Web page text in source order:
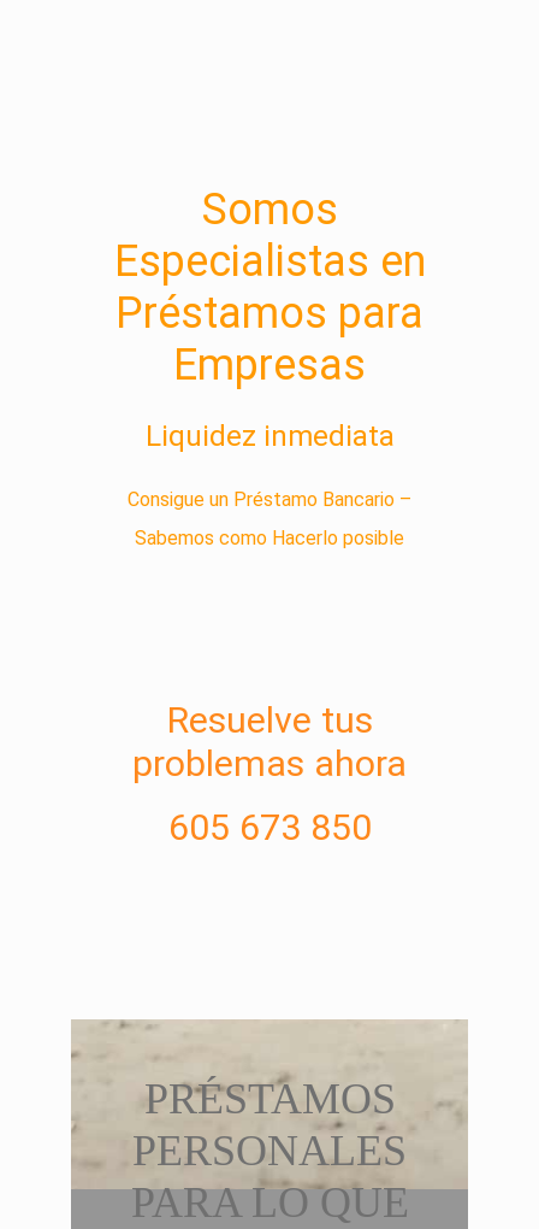
Somos
Especialistas en
Préstamos para
Empresas
Liquidez inmediata
Consigue un Préstamo Bancario –
Sabemos como Hacerlo posible
Resuelve tus
problemas ahora
605 673 850
PRÉSTAMOS
PERSONALES
PARA LO QUE